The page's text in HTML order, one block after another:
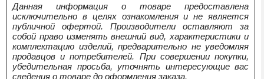
Данная информация о товаре предоставлена
исключительно в целях ознакомления и не является
публичной офертой. Производители оставляют за
собой право изменять внешний вид, характеристики и
комплектацию изделий, предварительно не уведомляя
продавцов и потребителей. При совершении покупки,
убедительная просьба, уточнять интересующие вас
сведения о товаре до оформления заказа.